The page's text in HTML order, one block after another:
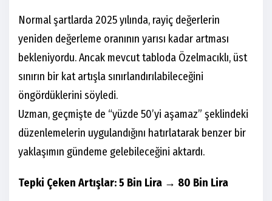
Normal şartlarda 2025 yılında, rayiç değerlerin
yeniden değerleme oranının yarısı kadar artması
bekleniyordu. Ancak mevcut tabloda Özelmacıklı, üst
sınırın bir kat artışla sınırlandırılabileceğini
öngördüklerini söyledi.
Uzman, geçmişte de “yüzde 50’yi aşamaz” şeklindeki
düzenlemelerin uygulandığını hatırlatarak benzer bir
yaklaşımın gündeme gelebileceğini aktardı.
Tepki Çeken Artışlar: 5 Bin Lira → 80 Bin Lira